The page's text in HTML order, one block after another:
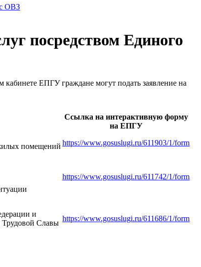
с ОВЗ
посредством Единого
ЕПГУ граждане могут подать заявление на
Ссылка на интерактивную форму
на ЕПГУ
помещений https://www.gosuslugi.ru/611903/1/form
https://www.gosuslugi.ru/611742/1/form
и
Трудовой Славы
https://www.gosuslugi.ru/611686/1/form